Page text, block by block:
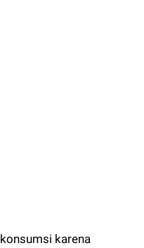
karena